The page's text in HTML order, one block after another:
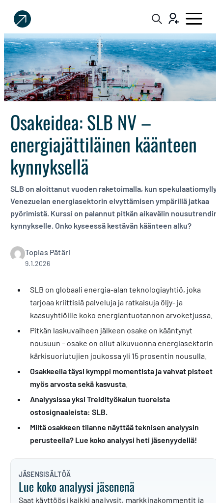
Sijoittaja.fi
Tee
parempia
sijoituspäätöksiä
Osakeidea: SLB NV –
energiajättiläinen käänteen
kynnyksellä
SLB on aloittanut vuoden raketoimalla, kun spekulaatiomylly
Venezuelan energiasektorin elvyttämisen ympärillä jatkaa
pyörimistä. Kurssi on palannut pitkän aikavälin nousutrendin
kynnykselle. Onko kyseessä kestävän käänteen alku?
Topias Pätäri
9.1.2026
SLB on globaali energia-alan teknologiayhtiö, joka
tarjoaa kriittisiä palveluja ja ratkaisuja öljy- ja
kaasuyhtiöille koko energiantuotannon arvoketjussa.
Pitkän laskuvaiheen jälkeen osake on kääntynyt
nousuun – osake on ollut alkuvuonna energiasektorin
kärkisuoriutujien joukossa yli 15 prosentin nousulla.
Osakkeella täysi kymppi momentista ja vahvat pisteet
myös arvosta sekä kasvusta.
Analyysissa yksi Treidityökalun tuoreista
ostosignaaleista: SLB.
Miltä osakkeen tilanne näyttää teknisen analyysin
perusteella? Lue koko analyysi heti jäsenyydellä!
JÄSENSISÄLTÖÄ
Lue koko analyysi jäsenenä
Saat käyttöösi kaikki analyysit, markkinakommentit ja